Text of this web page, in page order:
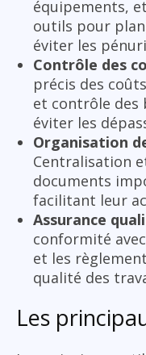
équipements,
outils pour
éviter les
Contrôle des
précis des
et contrôle des
éviter les
Organisation
Centralisation
documents
facilitant leur
Assurance
conformité
et les
qualité des
Les